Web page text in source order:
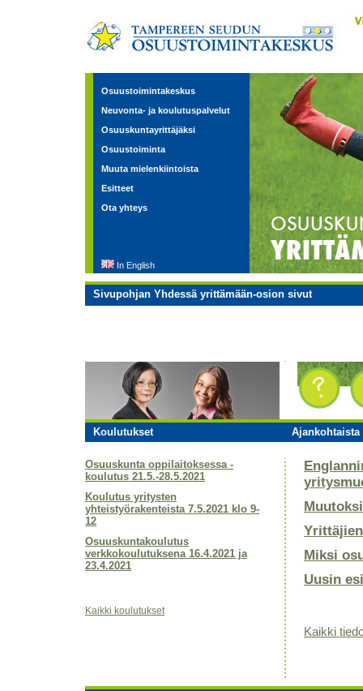
Osuustoimintakeskus
Neuvonta- ja koulutuspalvelut
Osuuskuntayrittäjäksi
Osuustoiminta
Muuta mielenkiintoista
Esitteet
Ota yhteys
In English
Sivupohjan Yhdessä yrittämään-osion sivut
Koulutukset Ajankohtaista
Osuuskunta oppilaitoksessa -
koulutus 21.5.-28.5.2021
Koulutus yritysten
yhteistyörakenteista 7.5.2021 klo 9-
12
Osuuskuntakoulutus
verkkokoulutuksena 16.4.2021 ja
23.4.2021
Kaikki koulutukset
Miksi
Uusin
Kaikki